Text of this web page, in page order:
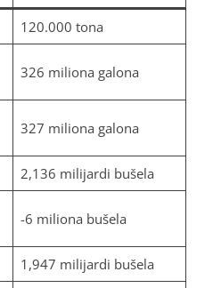
120.000 tona
326 miliona galona
327 miliona galona
2,136 milijardi bušela
-6 miliona bušela
1,947 milijardi bušela